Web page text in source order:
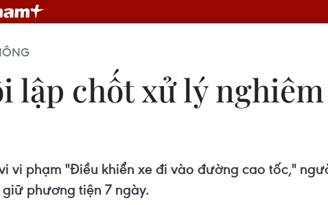
lập chốt xử lý
vi phạm "Điều khiển xe đi vào đường cao tốc,"
phương tiện 7 ngày.